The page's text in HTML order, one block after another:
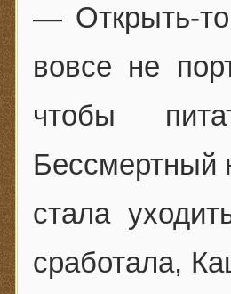
— Открыть-
вовсе не
чтобы
Бессмертный
стала
сработала,